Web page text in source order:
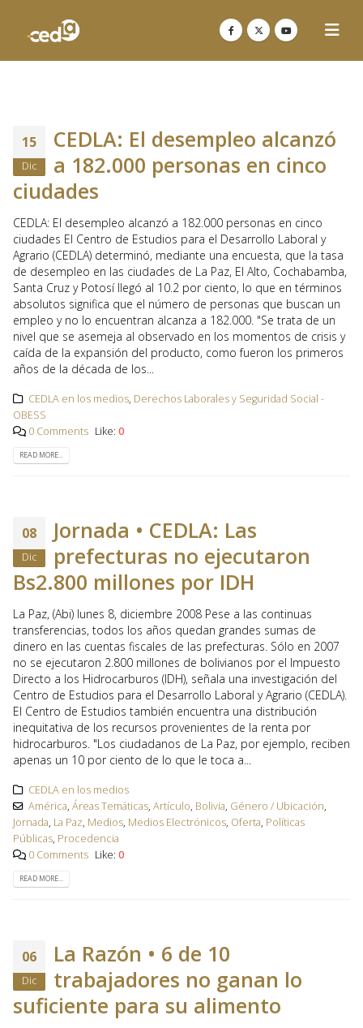
15
Dic
CEDLA: El desempleo alcanzó
a 182.000 personas en cinco
ciudades
CEDLA: El desempleo alcanzó a 182.000 personas en cinco
ciudades El Centro de Estudios para el Desarrollo Laboral y
Agrario (CEDLA) determinó, mediante una encuesta, que la tasa
de desempleo en las ciudades de La Paz, El Alto, Cochabamba,
Santa Cruz y Potosí llegó al 10.2 por ciento, lo que en términos
absolutos significa que el número de personas que buscan un
empleo y no lo encuentran alcanza a 182.000. "Se trata de un
nivel que se asemeja al observado en los momentos de crisis y
caída de la expansión del producto, como fueron los primeros
años de la década de los...
CEDLA en los medios, Derechos Laborales y Seguridad Social -
OBESS
0 Comments Like: 0
READ MORE...
08
Dic
Jornada • CEDLA: Las
prefecturas no ejecutaron
Bs2.800 millones por IDH
La Paz, (Abi) lunes 8, diciembre 2008 Pese a las continuas
transferencias, todos los años quedan grandes sumas de
dinero en las cuentas fiscales de las prefecturas. Sólo en 2007
no se ejecutaron 2.800 millones de bolivianos por el Impuesto
Directo a los Hidrocarburos (IDH), señala una investigación del
Centro de Estudios para el Desarrollo Laboral y Agrario (CEDLA).
El Centro de Estudios también encuentra una distribución
inequitativa de los recursos provenientes de la renta por
hidrocarburos. "Los ciudadanos de La Paz, por ejemplo, reciben
apenas un 10 por ciento de lo que le toca a...
CEDLA en los medios
América, Áreas Temáticas, Artículo, Bolivia, Género / Ubicación,
Jornada, La Paz, Medios, Medios Electrónicos, Oferta, Políticas
Públicas, Procedencia
0 Comments Like: 0
READ MORE...
06
Dic
La Razón • 6 de 10
trabajadores no ganan lo
suficiente para su alimento